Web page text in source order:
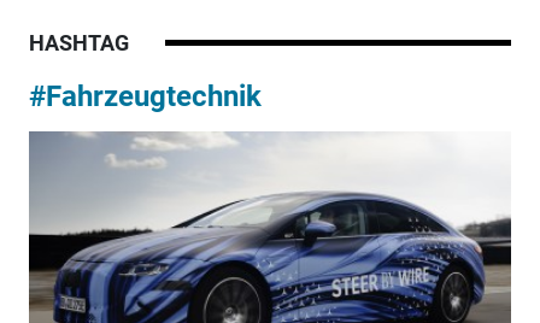
HASHTAG
#Fahrzeugtechnik